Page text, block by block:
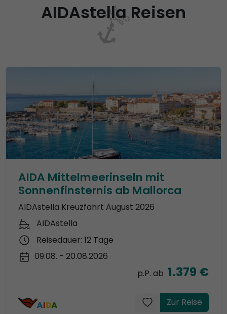
AIDAstella Reisen
AIDA Mittelmeerinseln mit
Sonnenfinsternis ab Mallorca
AIDAstella Kreuzfahrt August 2026
AIDAstella
Reisedauer: 12 Tage
09.08. - 20.08.2026
p.P. ab 1.379 €
Zur Reise